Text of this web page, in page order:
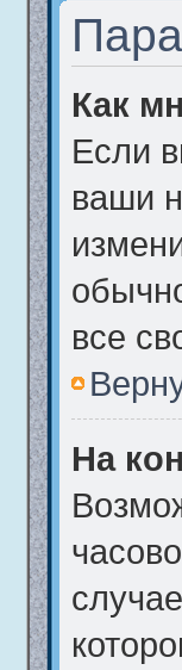
Как
Если
ваши
все
На